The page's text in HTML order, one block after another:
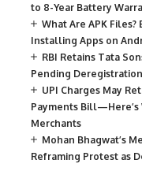
to 8-Year Battery
What Are APK
Installing Apps on
RBI Retains Tata
Pending
UPI Charges May
Payments Bill—Here’s
Merchants
Mohan Bhagwat’s
Reframing Protest as